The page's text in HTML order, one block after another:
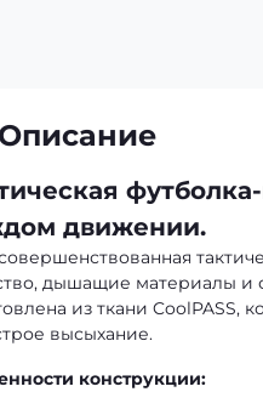
Описание
движении.
дышащие материалы и
из ткани CoolPASS,
высыхание.
конструкции: